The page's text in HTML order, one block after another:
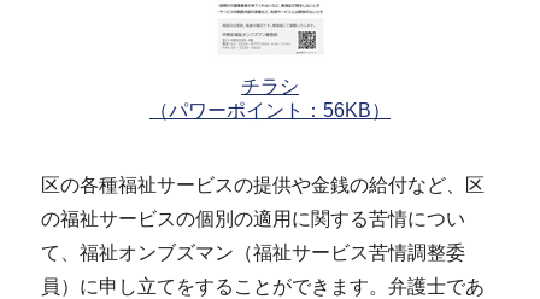
チラシ
（パワーポイント：56KB）
区の各種福祉サービスの提供や金銭の給付など、区
の福祉サービスの個別の適用に関する苦情につい
て、福祉オンブズマン（福祉サービス苦情調整委
員）に申し立てをすることができます。弁護士であ